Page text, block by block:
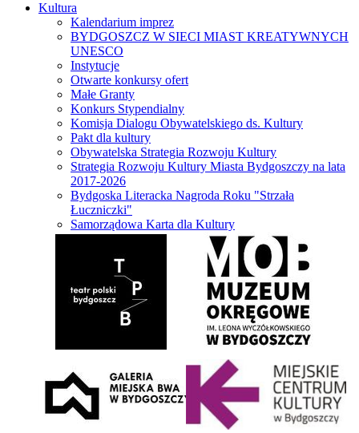
Kultura
Kalendarium imprez
BYDGOSZCZ W SIECI MIAST KREATYWNYCH
UNESCO
Instytucje
Otwarte konkursy ofert
Małe Granty
Konkurs Stypendialny
Komisja Dialogu Obywatelskiego ds. Kultury
Pakt dla kultury
Obywatelska Strategia Rozwoju Kultury
Strategia Rozwoju Kultury Miasta Bydgoszczy na lata
2017-2026
Bydgoska Literacka Nagroda Roku "Strzała
Łuczniczki"
Samorządowa Karta dla Kultury